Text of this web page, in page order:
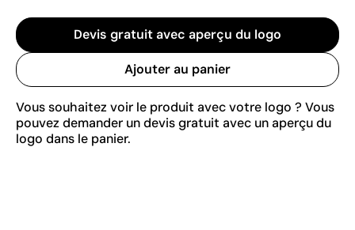
Devis gratuit avec aperçu du logo
Ajouter au panier
Vous souhaitez voir le produit avec votre logo ? Vous
pouvez demander un devis gratuit avec un aperçu du
logo dans le panier.